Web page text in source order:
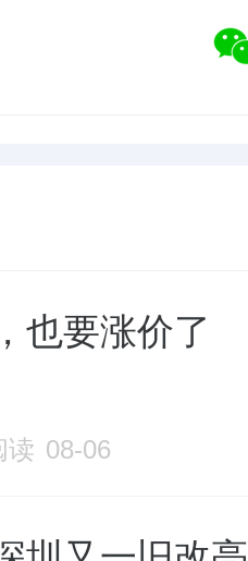
也要涨价了
读 08-06